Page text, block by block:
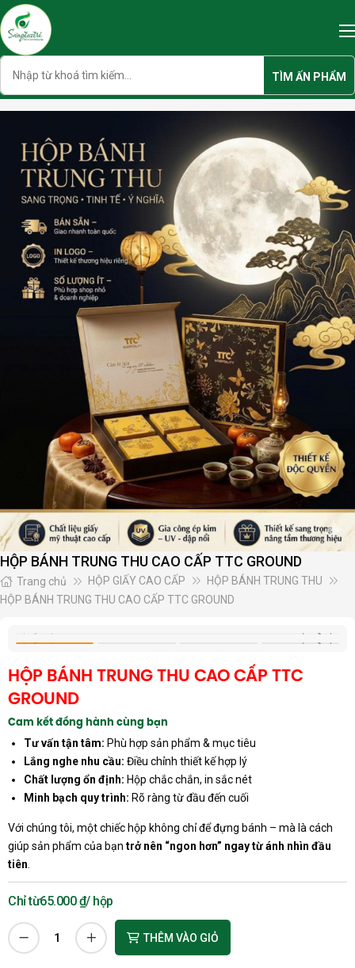
Skip
to
content
TÌM ẤN PHẨM
HỘP BÁNH TRUNG THU CAO CẤP TTC GROUND
Trang chủ HỘP GIẤY CAO CẤP
HỘP BÁNH TRUNG THU
HỘP BÁNH TRUNG THU CAO CẤP TTC GROUND
HỘP BÁNH TRUNG THU CAO CẤP TTC
GROUND
65.000₫/ hộp
Cam kết đồng hành cùng bạn
Tư vấn tận tâm: Phù hợp sản phẩm & mục tiêu
Lắng nghe nhu cầu: Điều chỉnh thiết kế hợp lý
Chất lượng ổn định: Hộp chắc chắn, in sắc nét
Minh bạch quy trình: Rõ ràng từ đầu đến cuối
Với chúng tôi, một chiếc hộp không chỉ để đựng bánh – mà là cách
giúp sản phẩm của bạn trở nên “ngon hơn” ngay từ ánh nhìn đầu
tiên.
HỘP
BÁNH
THÊM VÀO GIỎ